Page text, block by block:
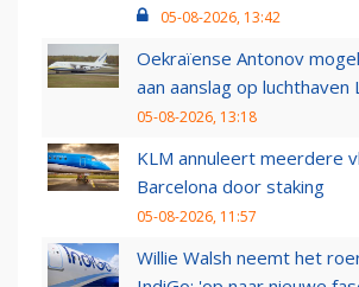
05-08-2026, 13:42
Oekraïense Antonov
aan aanslag op luchthaven
05-08-2026, 13:18
KLM annuleert meerdere
Barcelona door staking
05-08-2026, 11:57
Willie Walsh neemt het